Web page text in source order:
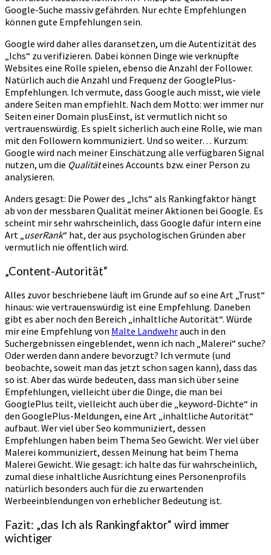
Google-Suche massiv gefährden. Nur echte Empfehlungen
können gute Empfehlungen sein.
Google wird daher alles daransetzen, um die Autentizität des
„Ichs“ zu verifizieren. Dabei können Dinge wie verknüpfte
Websites eine Rolle spielen, ebenso die Anzahl der Follower.
Natürlich auch die Anzahl und Frequenz der GooglePlus-
Empfehlungen. Ich vermute, dass Google auch misst, wie viele
andere Seiten man empfiehlt. Nach dem Motto: wer immer nur
Seiten einer Domain plusEinst, ist vermutlich nicht so
vertrauenswürdig. Es spielt sicherlich auch eine Rolle, wie man
mit den Followern kommuniziert. Und so weiter… Kurzum:
Google wird nach meiner Einschätzung alle verfügbaren Signal
nutzen, um die Qualitäteines Accounts bzw. einer Person zu
analysieren.
Anders gesagt: Die Power des „Ichs“ als Rankingfaktor hängt
ab von der messbaren Qualität meiner Aktionen bei Google. Es
scheint mir sehr wahrscheinlich, dass Google dafür intern eine
Art „ userRank“ hat, der aus psychologischen Gründen aber
vermutlich nie öffentlich wird.
„Content-Autorität“
Alles zuvor beschriebene läuft im Grunde auf so eine Art „Trust“
hinaus: wie vertrauenswürdig ist eine Empfehlung. Daneben
gibt es aber noch den Bereich „inhaltliche Autorität“. Würde
mir eine Empfehlung von Malte Landwehrauch in den
Suchergebnissen eingeblendet, wenn ich nach „Malerei“ suche?
Oder werden dann andere bevorzugt? Ich vermute (und
beobachte, soweit man das jetzt schon sagen kann), dass das
so ist. Aber das würde bedeuten, dass man sich über seine
Empfehlungen, vielleicht über die Dinge, die man bei
GooglePlus teilt, vielleicht auch über die „keyword-Dichte“ in
den GooglePlus-Meldungen, eine Art „inhaltliche Autorität“
aufbaut. Wer viel über Seo kommuniziert, dessen
Empfehlungen haben beim Thema Seo Gewicht. Wer viel über
Malerei kommuniziert, dessen Meinung hat beim Thema
Malerei Gewicht. Wie gesagt: ich halte das für wahrscheinlich,
zumal diese inhaltliche Ausrichtung eines Personenprofils
natürlich besonders auch für die zu erwartenden
Werbeeinblendungen von erheblicher Bedeutung ist.
Fazit: „das Ich als Rankingfaktor“ wird immer
wichtiger